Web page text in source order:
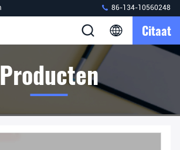
86-134-10560248
Citaat
Producten